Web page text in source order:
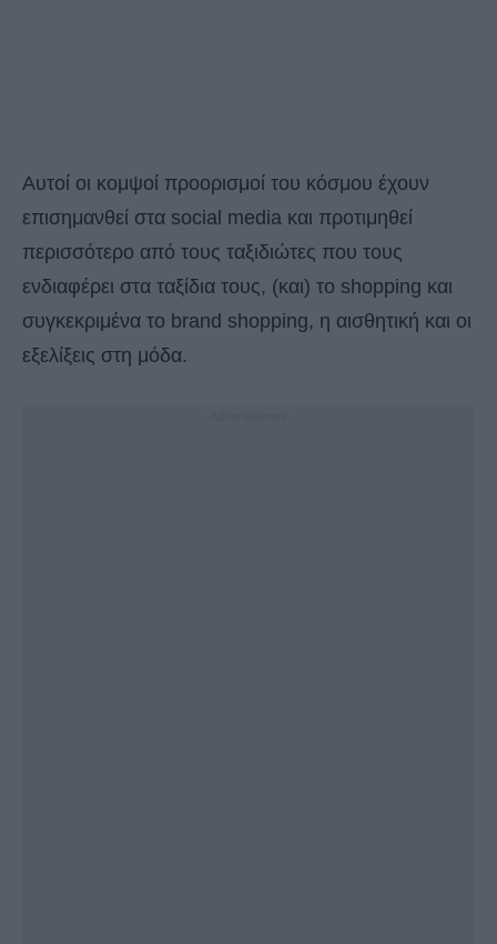
Αυτοί οι κομψοί προορισμοί του κόσμου έχουν
επισημανθεί στα social media και προτιμηθεί
περισσότερο από τους ταξιδιώτες που τους
ενδιαφέρει στα ταξίδια τους, (και) το shopping και
συγκεκριμένα το brand shopping, η αισθητική και οι
εξελίξεις στη μόδα.